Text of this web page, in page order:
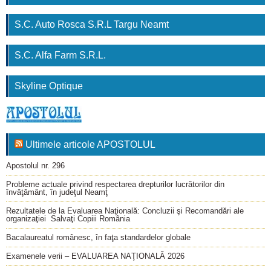
S.C. Auto Rosca S.R.L Targu Neamt
S.C. Alfa Farm S.R.L.
Skyline Optique
Ultimele articole APOSTOLUL
Apostolul nr. 296
Probleme actuale privind respectarea drepturilor lucrătorilor din
învăţământ, în judeţul Neamţ
Rezultatele de la Evaluarea Naţională: Concluzii şi Recomandări ale
organizaţiei Salvaţi Copiii România
Bacalaureatul românesc, în faţa standardelor globale
Examenele verii – EVALUAREA NAŢIONALĂ 2026